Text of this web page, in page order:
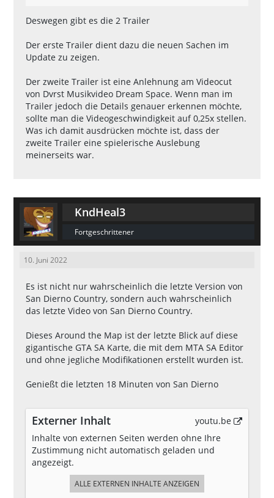
Deswegen gibt es die 2 Trailer
Der erste Trailer dient dazu die neuen Sachen im
Update zu zeigen.
Der zweite Trailer ist eine Anlehnung am Videocut
von Dvrst Musikvideo Dream Space. Wenn man im
Trailer jedoch die Details genauer erkennen möchte,
sollte man die Videogeschwindigkeit auf 0,25x stellen.
Was ich damit ausdrücken möchte ist, dass der
zweite Trailer eine spielerische Auslebung
meinerseits war.
KndHeal3
Fortgeschrittener
10. Juni 2022
Es ist nicht nur wahrscheinlich die letzte Version von
San Dierno Country, sondern auch wahrscheinlich
das letzte Video von San Dierno Country.
Dieses Around the Map ist der letzte Blick auf diese
gigantische GTA SA Karte, die mit dem MTA SA Editor
und ohne jegliche Modifikationen erstellt wurden ist.
Genießt die letzten 18 Minuten von San Dierno
Externer Inhalt
youtu.be
Inhalte von externen Seiten werden ohne Ihre
Zustimmung nicht automatisch geladen und
angezeigt.
ALLE EXTERNEN INHALTE ANZEIGEN